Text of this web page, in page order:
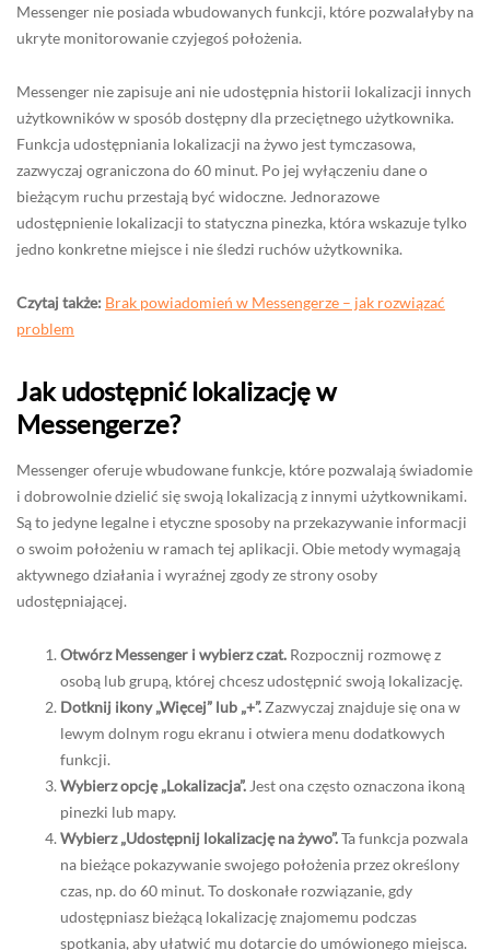
Messenger nie posiada wbudowanych funkcji, które pozwalałyby na
ukryte monitorowanie czyjegoś położenia.
Messenger nie zapisuje ani nie udostępnia historii lokalizacji innych
użytkowników w sposób dostępny dla przeciętnego użytkownika.
Funkcja udostępniania lokalizacji na żywo jest tymczasowa,
zazwyczaj ograniczona do 60 minut. Po jej wyłączeniu dane o
bieżącym ruchu przestają być widoczne. Jednorazowe
udostępnienie lokalizacji to statyczna pinezka, która wskazuje tylko
jedno konkretne miejsce i nie śledzi ruchów użytkownika.
Czytaj także: Brak powiadomień w Messengerze – jak rozwiązać
problem
Jak udostępnić lokalizację w
Messengerze?
Messenger oferuje wbudowane funkcje, które pozwalają świadomie
i dobrowolnie dzielić się swoją lokalizacją z innymi użytkownikami.
Są to jedyne legalne i etyczne sposoby na przekazywanie informacji
o swoim położeniu w ramach tej aplikacji. Obie metody wymagają
aktywnego działania i wyraźnej zgody ze strony osoby
udostępniającej.
Otwórz Messenger i wybierz czat. Rozpocznij rozmowę z
osobą lub grupą, której chcesz udostępnić swoją lokalizację.
Dotknij ikony „Więcej” lub „+”. Zazwyczaj znajduje się ona w
lewym dolnym rogu ekranu i otwiera menu dodatkowych
funkcji.
Wybierz opcję „Lokalizacja”. Jest ona często oznaczona ikoną
pinezki lub mapy.
Wybierz „Udostępnij lokalizację na żywo”.Ta funkcja pozwala
na bieżące pokazywanie swojego położenia przez określony
czas, np. do 60 minut. To doskonałe rozwiązanie, gdy
udostępniasz bieżącą lokalizację znajomemu podczas
spotkania, aby ułatwić mu dotarcie do umówionego miejsca.